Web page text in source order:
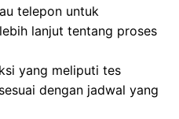
telepon untuk
lanjut tentang proses
yang meliputi tes
dengan jadwal yang